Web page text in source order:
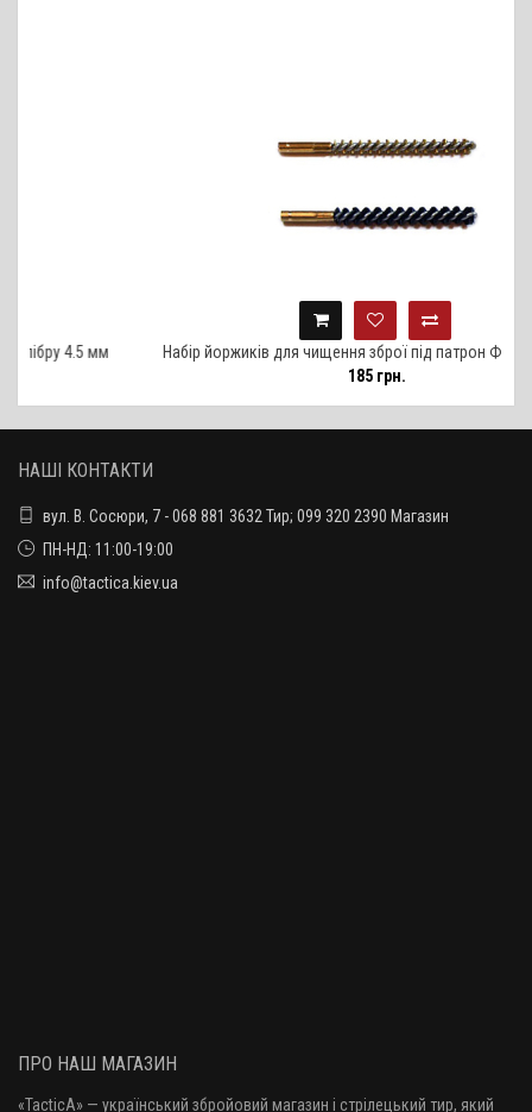
4.5 мм
Набір йоржиків для чищення зброї під патрон Флобера 4 мм
НАШІ КОНТАКТИ
вул. В. Сосюри, 7 - 068 881 3632 Тир; 099 320 2390 Магазин
ПН-НД: 11:00-19:00
info@tactica.kiev.ua
ПРО НАШ МАГАЗИН
«TacticA» — український збройовий магазин і стрілецький тир, який